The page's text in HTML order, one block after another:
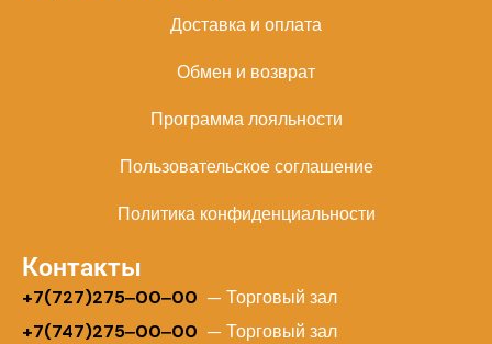
Доставка и оплата
Обмен и возврат
Программа лояльности
Пользовательское соглашение
Политика конфиденциальности
Контакты
+7(727)275‒00‒00 — Торговый зал
+7(747)275‒00‒00 — Торговый зал